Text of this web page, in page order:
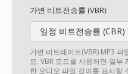
가변 비트전송률 (VBR):
일정 비트전송률 (CBR)
가변 비트레이트(VBR) MP3
요. VBR 모드를 사용하면 일
한 오디오 파일 길이를 표시할